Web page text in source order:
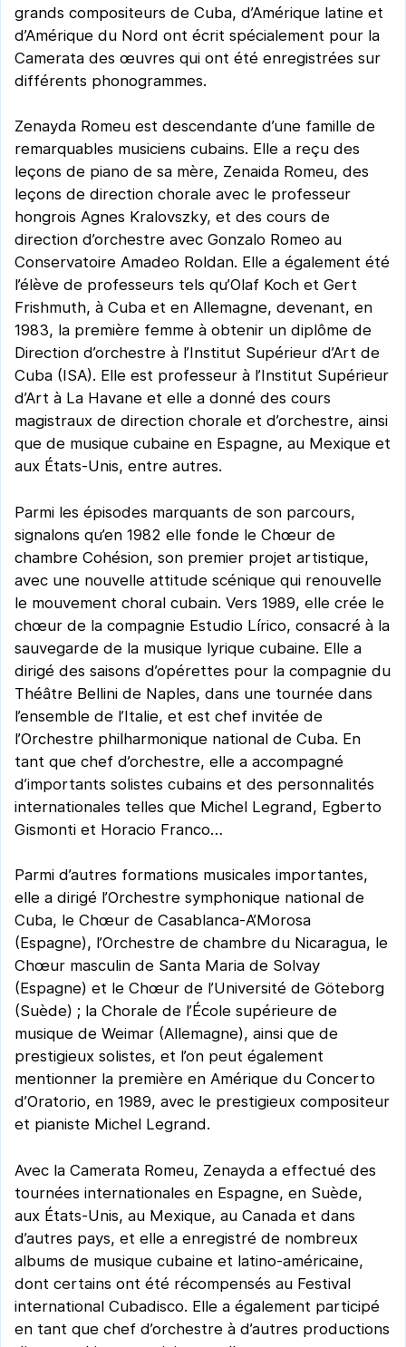
grands compositeurs de Cuba, d’Amérique latine et
d’Amérique du Nord ont écrit spécialement pour la
Camerata des œuvres qui ont été enregistrées sur
différents phonogrammes.
Zenayda Romeu est descendante d’une famille de
remarquables musiciens cubains. Elle a reçu des
leçons de piano de sa mère, Zenaida Romeu, des
leçons de direction chorale avec le professeur
hongrois Agnes Kralovszky, et des cours de
direction d’orchestre avec Gonzalo Romeo au
Conservatoire Amadeo Roldan. Elle a également été
l’élève de professeurs tels qu’Olaf Koch et Gert
Frishmuth, à Cuba et en Allemagne, devenant, en
1983, la première femme à obtenir un diplôme de
Direction d’orchestre à l’Institut Supérieur d’Art de
Cuba (ISA). Elle est professeur à l’Institut Supérieur
d’Art à La Havane et elle a donné des cours
magistraux de direction chorale et d’orchestre, ainsi
que de musique cubaine en Espagne, au Mexique et
aux États-Unis, entre autres.
Parmi les épisodes marquants de son parcours,
signalons qu’en 1982 elle fonde le Chœur de
chambre Cohésion, son premier projet artistique,
avec une nouvelle attitude scénique qui renouvelle
le mouvement choral cubain. Vers 1989, elle crée le
chœur de la compagnie Estudio Lírico, consacré à la
sauvegarde de la musique lyrique cubaine. Elle a
dirigé des saisons d’opérettes pour la compagnie du
Théâtre Bellini de Naples, dans une tournée dans
l’ensemble de l’Italie, et est chef invitée de
l’Orchestre philharmonique national de Cuba. En
tant que chef d’orchestre, elle a accompagné
d’importants solistes cubains et des personnalités
internationales telles que Michel Legrand, Egberto
Gismonti et Horacio Franco…
Parmi d’autres formations musicales importantes,
elle a dirigé l’Orchestre symphonique national de
Cuba, le Chœur de Casablanca-A’Morosa
(Espagne), l’Orchestre de chambre du Nicaragua, le
Chœur masculin de Santa Maria de Solvay
(Espagne) et le Chœur de l’Université de Göteborg
(Suède) ; la Chorale de l’École supérieure de
musique de Weimar (Allemagne), ainsi que de
prestigieux solistes, et l’on peut également
mentionner la première en Amérique du Concerto
d’Oratorio, en 1989, avec le prestigieux compositeur
et pianiste Michel Legrand.
Avec la Camerata Romeu, Zenayda a effectué des
tournées internationales en Espagne, en Suède,
aux États-Unis, au Mexique, au Canada et dans
d’autres pays, et elle a enregistré de nombreux
albums de musique cubaine et latino-américaine,
dont certains ont été récompensés au Festival
international Cubadisco. Elle a également participé
en tant que chef d’orchestre à d’autres productions